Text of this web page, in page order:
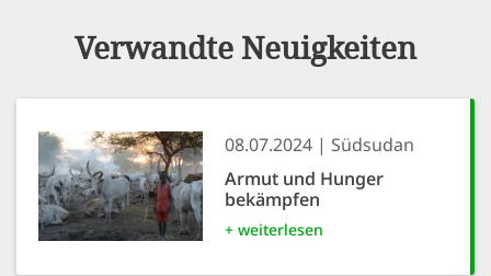
Verwandte Neuigkeiten
08.07.2024
Südsudan
Armut und Hunger
bekämpfen
+ weiterlesen